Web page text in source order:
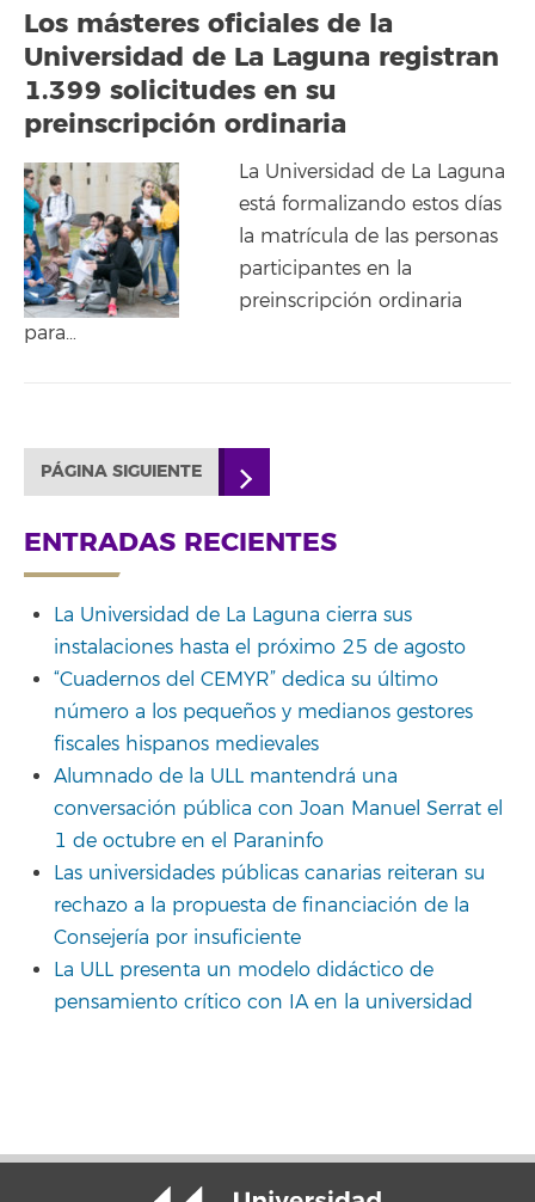
Los másteres oficiales de la
Universidad de La Laguna registran
1.399 solicitudes en su
preinscripción ordinaria
La Universidad de La Laguna
está formalizando estos días
la matrícula de las personas
participantes en la
preinscripción ordinaria
para…
PÁGINA SIGUIENTE
ENTRADAS RECIENTES
La Universidad de La Laguna cierra sus
instalaciones hasta el próximo 25 de agosto
“Cuadernos del CEMYR” dedica su último
número a los pequeños y medianos gestores
fiscales hispanos medievales
Alumnado de la ULL mantendrá una
conversación pública con Joan Manuel Serrat el
1 de octubre en el Paraninfo
Las universidades públicas canarias reiteran su
rechazo a la propuesta de financiación de la
Consejería por insuficiente
La ULL presenta un modelo didáctico de
pensamiento crítico con IA en la universidad